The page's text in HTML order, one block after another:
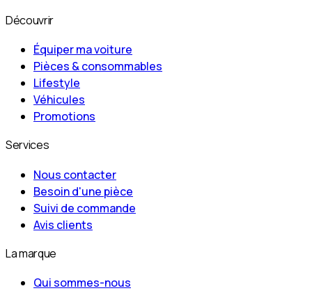
Découvrir
Équiper ma voiture
Pièces & consommables
Lifestyle
Véhicules
Promotions
Services
Nous contacter
Besoin d'une pièce
Suivi de commande
Avis clients
La marque
Qui sommes-nous